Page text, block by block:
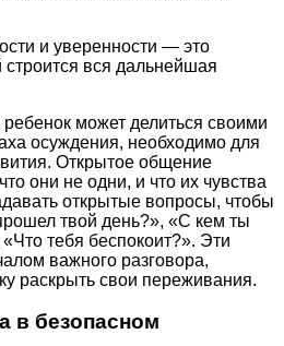
и уверенности — это
строится вся дальнейшая
ребенок может делиться своими
осуждения, необходимо для
Открытое общение
они не одни, и что их чувства
открытые вопросы, чтобы
твой день?», «С кем ты
тебя беспокоит?». Эти
важного разговора,
раскрыть свои переживания.
в безопасном